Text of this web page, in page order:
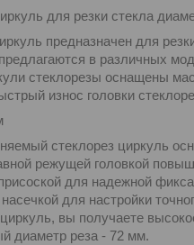
для резки стекла
предназначен для
в различных
стеклорезы оснащены
износ головки
стеклорез циркуль
режущей головкой
для надежной
для настройки
вы получаете
диаметр реза - 72 мм.